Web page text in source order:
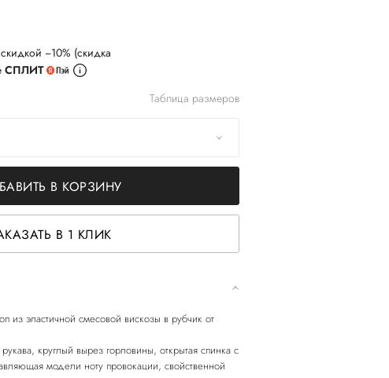
−10% (скидка
СПЛИТ
Таблица размеров
В КОРЗИНУ
В 1 КЛИК
из эластичной смесовой вискозы в рубчик от
круглый вырез горловины, открытая спинка с
модели ноту провокации, свойственной